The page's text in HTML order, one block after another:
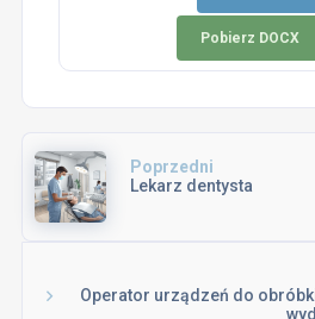
Pobierz DOCX
Poprzedni
Lekarz dentysta
Operator urządzeń do